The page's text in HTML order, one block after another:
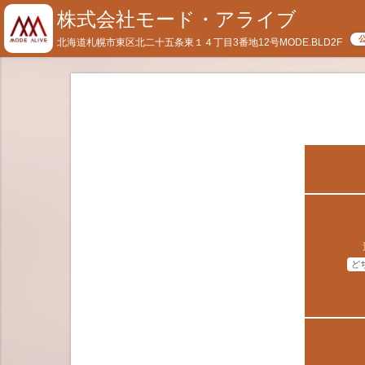
株式会社モード・アライブ
北海道札幌市東区北二十五条東１４丁目3番地12号MODE.BLD2F
ど